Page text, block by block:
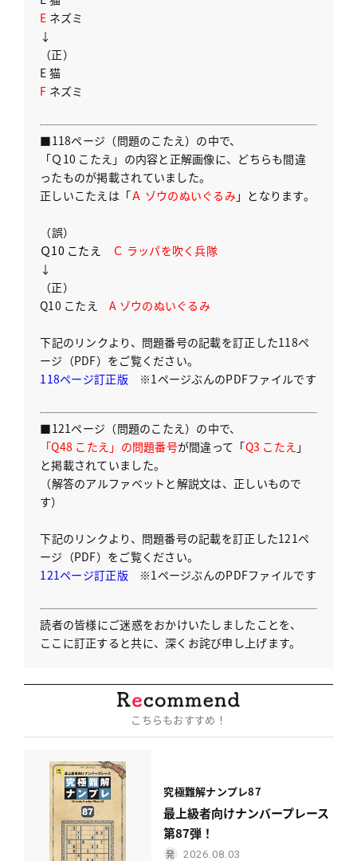
E ネズミ
↓
（正）
E 猫
F ネズミ
■118ページ（問題のこたえ）の中で、
「Ｑ10 こたえ」の内容と正解画像に、どちらも間違
ったものが掲載されていました。
正しいこたえは「Ａ ゾウのぬいぐるみ」となります。
（誤）
Ｑ10 こたえ Ｃ ラッパを吹く兵隊
↓
（正）
Q10 こたえ
A ゾウのぬいぐるみ
下記のリンクより、問題番号の記載を訂正した118ペ
ージ（PDF）をご覧ください。
118ページ訂正版※1ページぶんのPDFファイルです
■121ページ（問題のこたえ）の中で、
「Q48 こたえ」の問題番号が間違って「Q3 こたえ 」
と掲載されていました。
（解答のアルファベットと解説文は、正しいもので
す）
下記のリンクより、問題番号の記載を訂正した121ペ
ージ（PDF）をご覧ください。
121ページ訂正版※1ページぶんのPDFファイルです
読者の皆様にご迷惑をおかけいたしましたことを、
ここに訂正すると共に、深くお詫び申し上げます。
こちらもおすすめ！
究極難解ナンプレ87
最上級者向けナンバープレース
第87弾！
2026.08.03